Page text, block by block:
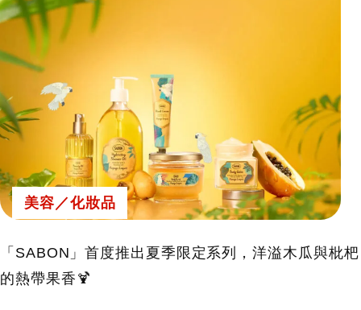
美容／化妝品
「SABON」首度推出夏季限定系列，洋溢木瓜與枇杷
的熱帶果香🍹